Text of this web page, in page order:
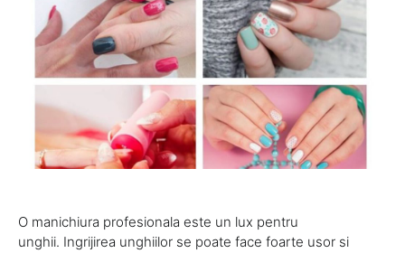
O manichiura profesionala este un lux pentru
unghii. Ingrijirea unghiilor se poate face foarte usor si